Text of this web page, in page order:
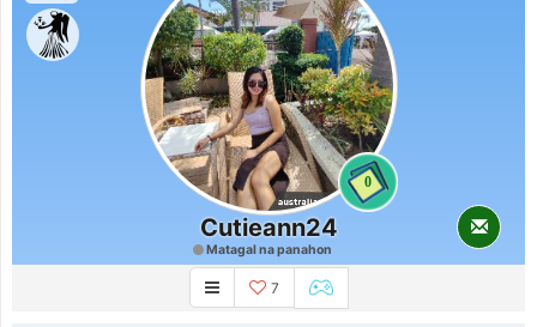
0
Cutieann24
Matagal na panahon
7